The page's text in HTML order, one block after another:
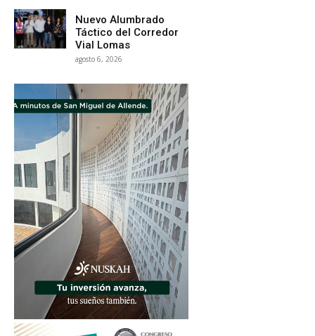
Nuevo Alumbrado
Táctico del Corredor
Vial Lomas
agosto 6, 2026